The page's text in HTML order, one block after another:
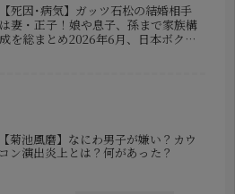
【死因･病気】ガッツ石松の結婚相手
は妻・正子！娘や息子、孫まで家族構
成を総まとめ2026年6月、日本ボクシ
【菊池風磨】なにわ男子が嫌い？カウ
コン演出炎上とは？何があった？